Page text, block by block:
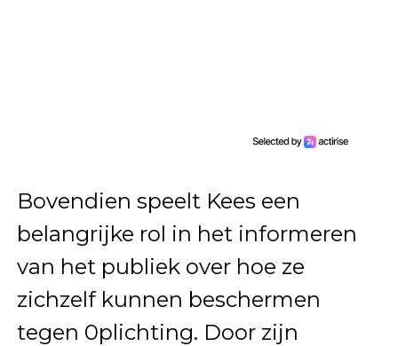
Bovendien speelt Kees een
belangrijke rol in het informeren
van het publiek over hoe ze
zichzelf kunnen beschermen
tegen 0plichting. Door zijn